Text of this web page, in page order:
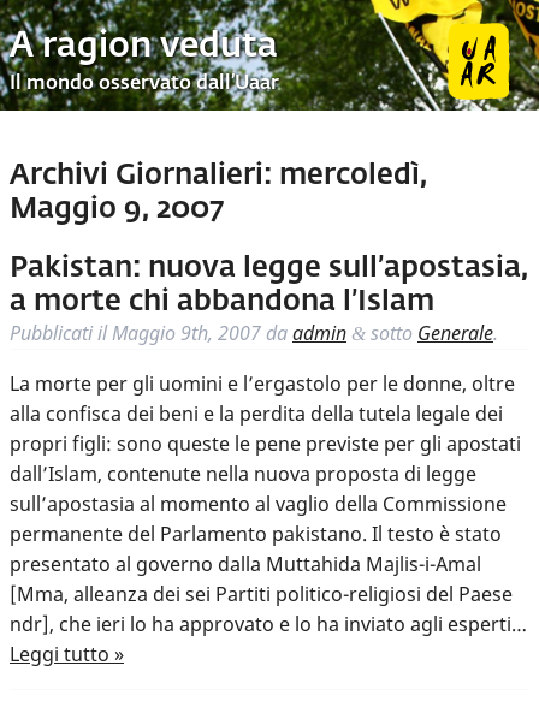
A ragion veduta
Il mondo osservato dall’Uaar
Archivi Giornalieri: mercoledì,
Maggio 9, 2007
Pakistan: nuova legge sull’apostasia,
a morte chi abbandona l’Islam
Pubblicati ilMaggio 9th, 2007 daadmin & sotto Generale.
La morte per gli uomini e l’ergastolo per le donne, oltre
alla confisca dei beni e la perdita della tutela legale dei
propri figli: sono queste le pene previste per gli apostati
dall’Islam, contenute nella nuova proposta di legge
sull’apostasia al momento al vaglio della Commissione
permanente del Parlamento pakistano. Il testo è stato
presentato al governo dalla Muttahida Majlis-i-Amal
[Mma, alleanza dei sei Partiti politico-religiosi del Paese
ndr], che ieri lo ha approvato e lo ha inviato agli esperti…
Leggi tutto »